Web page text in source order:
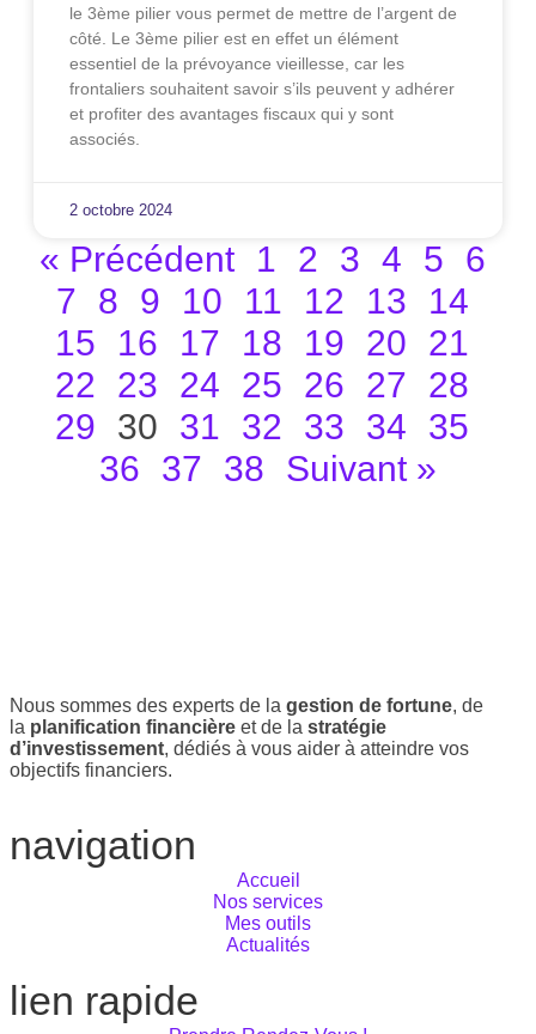
le 3ème pilier vous permet de mettre de l’argent de
côté. Le 3ème pilier est en effet un élément
essentiel de la prévoyance vieillesse, car les
frontaliers souhaitent savoir s’ils peuvent y adhérer
et profiter des avantages fiscaux qui y sont
associés.
2 octobre 2024
« Précédent 1 2 3 4 5 6
7 8 9 10 11 12 13
14
15
16 17 18 19 20 21
22 23 24 25 26 27 28
29 30 31 32 33 34 35
36 37 38 Suivant »
Nous sommes des experts de la gestion de fortune, de
la planification financière et de la stratégie
d’investissement, dédiés à vous aider à atteindre vos
objectifs financiers.
navigation
Accueil
Nos services
Mes outils
Actualités
lien rapide